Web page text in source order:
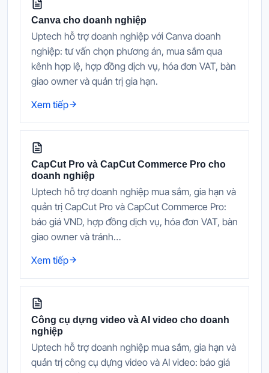
Canva cho doanh nghiệp
Uptech hỗ trợ doanh nghiệp với Canva doanh
nghiệp: tư vấn chọn phương án, mua sắm qua
kênh hợp lệ, hợp đồng dịch vụ, hóa đơn VAT, bàn
giao owner và quản trị gia hạn.
Xem tiếp
CapCut Pro và CapCut Commerce Pro cho
doanh nghiệp
Uptech hỗ trợ doanh nghiệp mua sắm, gia hạn và
quản trị CapCut Pro và CapCut Commerce Pro:
báo giá VND, hợp đồng dịch vụ, hóa đơn VAT, bàn
giao owner và tránh…
Xem tiếp
Công cụ dựng video và AI video cho doanh
nghiệp
Uptech hỗ trợ doanh nghiệp mua sắm, gia hạn và
quản trị công cụ dựng video và AI video: báo giá